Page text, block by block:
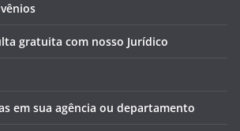
gratuita com nosso Jurídico
em sua agência ou departamento